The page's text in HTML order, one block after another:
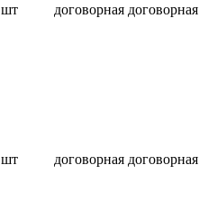
шт договорная договорная
шт договорная договорная